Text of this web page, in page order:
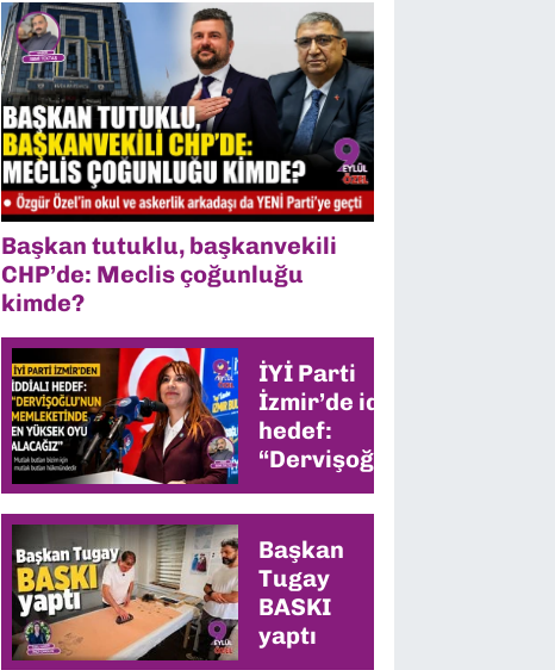
Başkan tutuklu, başkanvekili
CHP’de: Meclis çoğunluğu
kimde?
İYİ Parti
İzmir’de iddialı
hedef:
“Dervişoğlu’nun
memleketinde
en yüksek oyu
alacağız”
Başkan
Tugay
BASKI
yaptı